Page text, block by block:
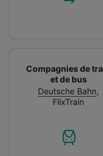
Compagnies de
et de bus
Deutsche Bahn,
FlixTrain